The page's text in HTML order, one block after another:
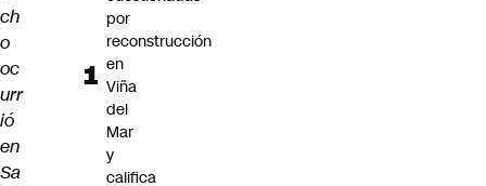
ch
o
oc
urr
ió
en
Sa
por
reconstrucción
en
Viña
del
Mar
y
califica